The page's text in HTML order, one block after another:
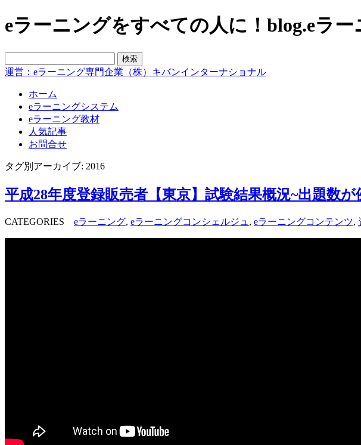
eラーニングをすべての人に！blog.eラー
運営：eラーニング専門企業（株）キバンインターナショナル
ホーム
eラーニングシステム
eラーニング教材
人気記事
お問合せ
タグ別アーカイブ: 2016
平成28年度登録販売者【東京】試験結果概況~出題数
CATEGORIES eラーニング, eラーニングコンシェルジュ , eラーニングコンテンツ,